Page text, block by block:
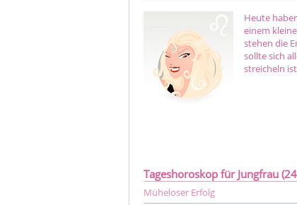
Heute
einem
stehen die
sollte sich
streicheln
Tageshoroskop für Jungfrau
Müheloser Erfolg